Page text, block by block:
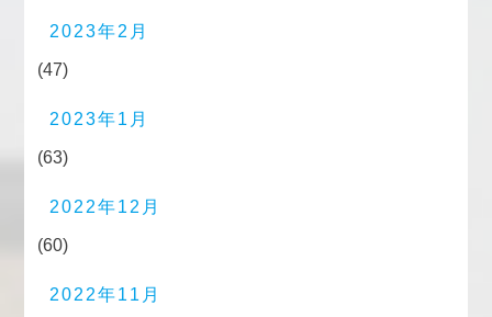
2023年2月
(47)
2023年1月
(63)
2022年12月
(60)
2022年11月